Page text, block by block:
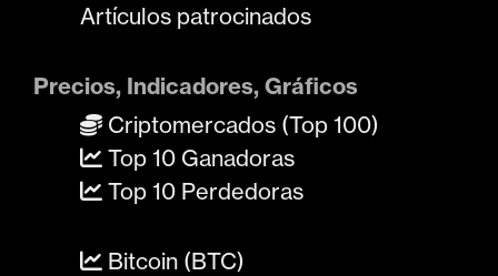
Artículos patrocinados
Precios, Indicadores, Gráficos
Criptomercados (Top 100)
Top 10 Ganadoras
Top 10 Perdedoras
Bitcoin (BTC)